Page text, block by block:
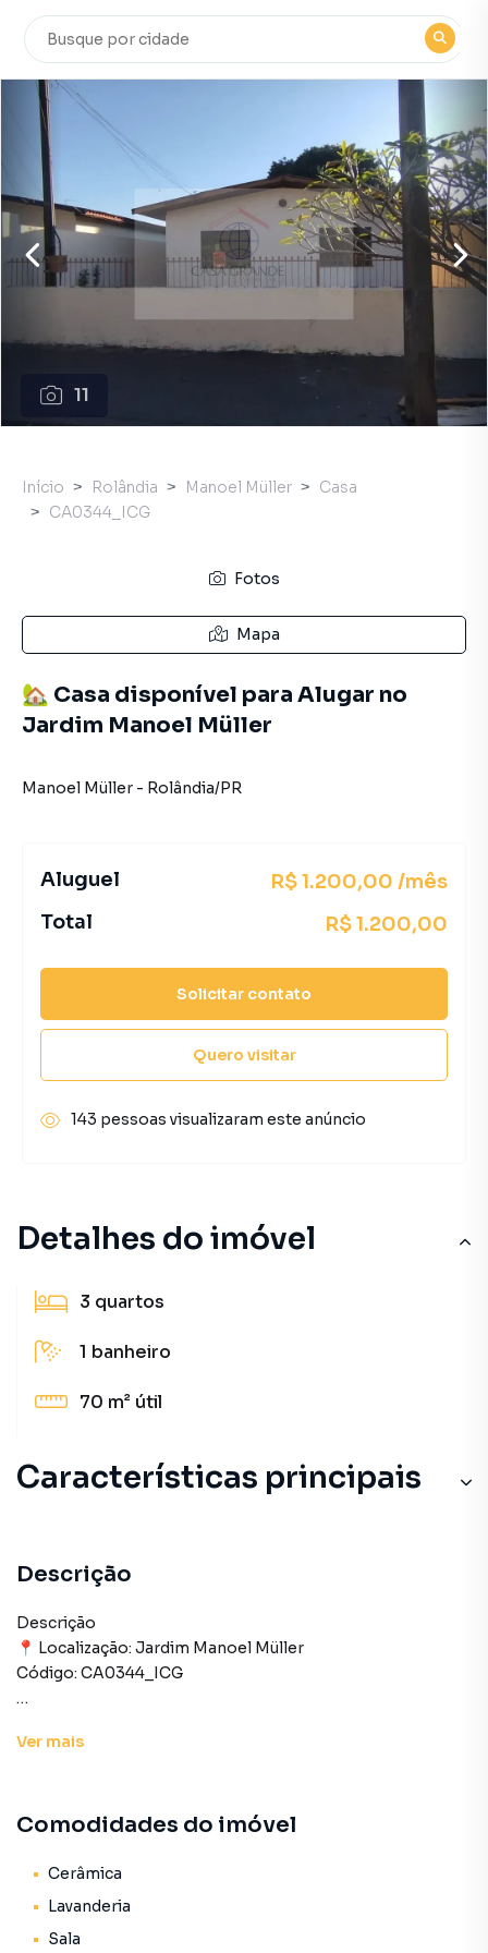
11
Detalhes do imóvel
3 quartos
1 banheiro
70 m² útil
Características principais
Descrição
Descrição
📍 Localização: Jardim Manoel Müller
Código: CA0344_ICG
– 03 quartos
– Banheiro
ÁREA EXTERNA:
- Garagem para 02 carros
Ver mais
Comodidades do imóvel
Cerâmica
Lavanderia
Sala
Início Rolândia Manoel Müller
Casa
CA0344_ICG
Fotos
Mapa
🏡 Casa disponível para Alugar no
Jardim Manoel Müller
Manoel Müller - Rolândia/PR
Aluguel
R$ 1.200,00 /mês
Total
R$ 1.200,00
Solicitar contato
Quero visitar
143 pessoas visualizaram este anúncio